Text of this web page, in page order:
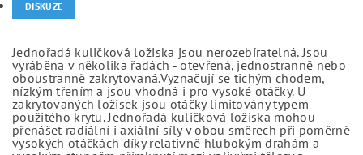
DISKUZE
Jednořadá kuličková ložiska jsou nerozebíratelná. Jsou
vyráběna v několika řadách - otevřená, jednostranně nebo
oboustranně zakrytovaná.Vyznačují se tichým chodem,
nízkým třením a jsou vhodná i pro vysoké otáčky. U
zakrytovaných ložisek jsou otáčky limitovány typem
použitého krytu. Jednořadá kuličková ložiska mohou
přenášet radiální i axiální síly v obou směrech při poměrně
vysokých otáčkách díky relativně hlubokým drahám a